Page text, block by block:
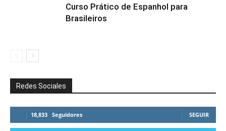
Curso Prático de Espanhol para
Brasileiros
Redes Sociales
18,833 Seguidores SEGUIR